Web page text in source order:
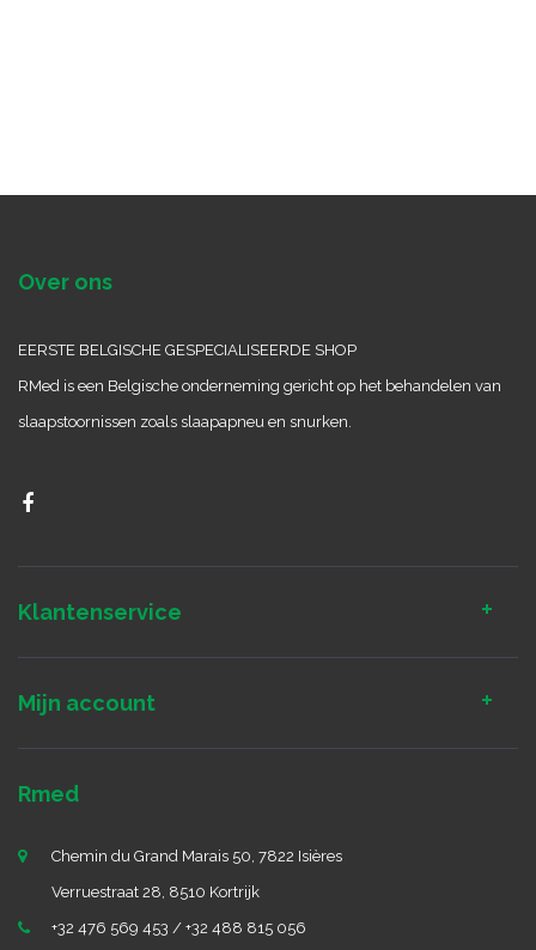
Over ons
EERSTE BELGISCHE GESPECIALISEERDE SHOP
RMed is een Belgische onderneming gericht op het behandelen van
slaapstoornissen zoals slaapapneu en snurken.
Klantenservice
Mijn account
Rmed
Chemin du Grand Marais 50, 7822 Isières
Verruestraat 28, 8510 Kortrijk
+32 476 569 453 / +32 488 815 056